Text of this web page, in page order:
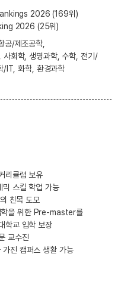
2026 (169위)
2026 (25위)
공/제조공학,
사회학, 생명과학, 수학, 전기/
/IT, 화학, 환경과학
리큘럼 보유
믹 스킬 학업 가능
친목 도모
을 위한 Pre-master를
학교 입학 보장
교수진
가진 캠퍼스 생활 가능